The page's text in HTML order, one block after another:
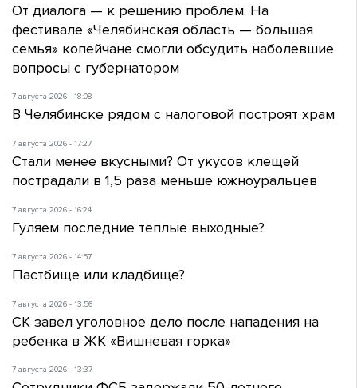
От диалога — к решению проблем. На
фестивале «Челябинская область — большая
семья» копейчане смогли обсудить наболевшие
вопросы с губернатором
7 августа 2026 - 18:08
В Челябинске рядом с налоговой построят храм
7 августа 2026 - 17:27
Стали менее вкусными? От укусов клещей
пострадали в 1,5 раза меньше южноуральцев
7 августа 2026 - 16:24
Гуляем последние теплые выходные?
7 августа 2026 - 14:57
Пастбище или кладбище?
7 августа 2026 - 13:56
СК завел уголовное дело после нападения на
ребенка в ЖК «Вишневая горка»
7 августа 2026 - 13:37